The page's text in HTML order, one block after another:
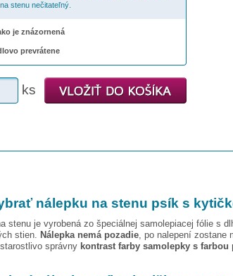
stenu nečitateľný.
je znázornená
prevrátene
ks
nálepku na stenu psík s
stenu je vyrobená zo špeciálnej samolepiacej fólie s
stien. Nálepka nemá pozadie, po nalepení zostane
správny kontrast farby samolepky s farbou